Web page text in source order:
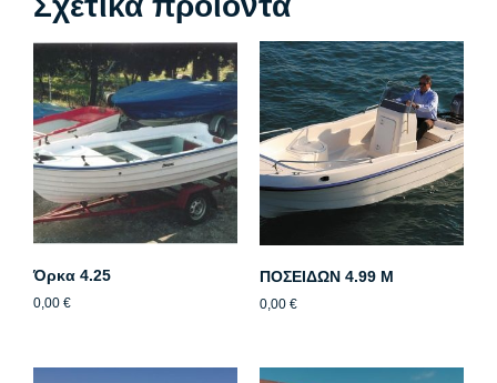
Όρκα 4.25
0,00 €
ΠΟΣΕΙΔΩΝ 4.99 M
0,00 €